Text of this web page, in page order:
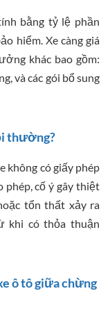
bằng tỷ lệ phần
hiểm. Xe càng giá
khác bao gồm:
và các gói bổ sung
thường?
không có giấy phép
cố ý gây thiệt
tổn thất xảy ra
khi có thỏa thuận
ô tô giữa chừng